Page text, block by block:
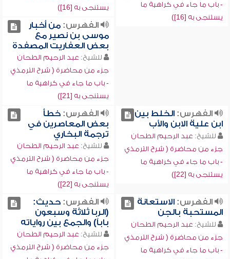
- باب ما جاء في كراهية ما
يستنجى به [16])
يستنجى به [16])
الفهرس:من أخبار
موسى بن نصير مع
بعض العفاريت المصفدة
للشيخ: عبد الرحيم الطحان
جزء من محاضرة ( شرح الترمذي
- باب ما جاء في كراهية ما
يستنجى به [21])
الفهرس:الخلط بين
ابن علية الابن والأب
للشيخ: عبد الرحيم الطحان
جزء من محاضرة ( شرح الترمذي
- باب ما جاء في كراهية ما
يستنجى به [22])
الفهرس:خطأ
بعض المعاصرين في
ترجمة البخاري
للشيخ: عبد الرحيم الطحان
جزء من محاضرة ( شرح الترمذي
- باب ما جاء في كراهية ما
يستنجى به [22])
الفهرس:الاستعانة
المستحبة بالجن
للشيخ: عبد الرحيم الطحان
جزء من محاضرة ( شرح الترمذي
- باب ما جاء في كراهية ما
الفهرس:حديث:
(الربا ثلاثة وسبعون
باباً) والجمع بين رواياته
للشيخ: عبد الرحيم الطحان
جزء من محاضرة ( شرح الترمذي